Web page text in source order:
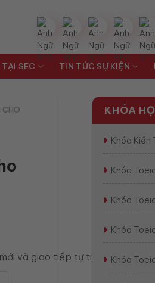
SEC TIN TỨC SỰ KIỆN
CHO
và giao tiếp tự tin hơn. Bắt
KHÓA
Khóa Kiến
Khóa
Khóa
Khóa
Khóa